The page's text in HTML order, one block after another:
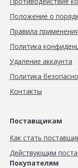
Положение о
Правила
Политика
Удаление аккаунта
Политика
Контакты
Поставщикам
Как стать
Действующим
Покупателям